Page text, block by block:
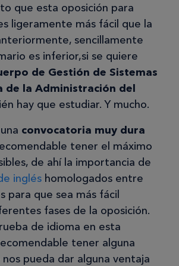
que esta oposición para
ligeramente más fácil que la
sencillamente
es inferior,si se quiere
de Gestión de Sistemas
de la Administración del
hay que estudiar. Y mucho.
convocatoria muy dura
tener el máximo
de ahí la importancia de
inglés homologados entre
para que sea más fácil
fases de la oposición.
de idioma en esta
tener alguna
pueda dar alguna ventaja